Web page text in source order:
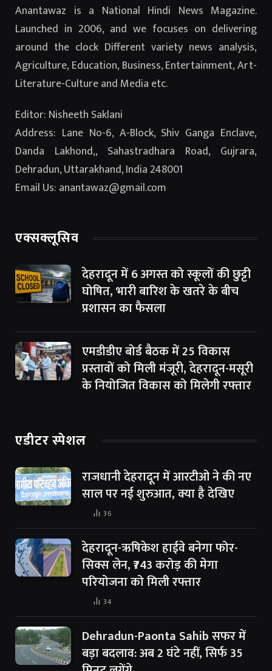
Anantawaz is a National Hindi News Magazine.
Launched in 2006, and we focuses on delivering
around the clock Different variety news analysis,
Agriculture, Education, Business, Entertainment, Art-
Literature-Culture and Media etc.
Editor: Nisheeth Saklani
Address: Lane No-6, A-Block, Shiv Ganga Enclave,
Danda Lakhond,, Sahastradhara Road, Gujrara,
Dehradun, Uttarakhand, India 248001
Email Us: anantawaz@gmail.com
एक्सक्लूसिव
देहरादून में 6 अगस्त को स्कूलों की छुट्टी
घोषित, भारी बारिश के खतरे के बीच
प्रशासन का फैसला
एमडीडीए बोर्ड बैठक में 25 विकास
प्रस्तावों को मिली मंजूरी, देहरादून-मसूरी
के नियोजित विकास को मिलेगी रफ्तार
एडीटर स्पेशल
राजधानी देहरादून में आरटीओ ने की नए
साल पर नई शुरुआत, क्या है देखिए
36
देहरादून-ऋषिकेश हाईवे बनेगा फोर-
सिक्स लेन, ₹743 करोड़ की मेगा
परियोजना को मिली रफ्तार
34
Dehradun-Paonta Sahib सफर में
बड़ा बदलाव: अब 2 घंटे नहीं, सिर्फ 35